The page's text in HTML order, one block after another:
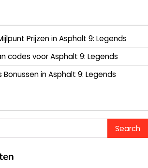
Prijzen in Asphalt 9: Legends
codes voor Asphalt 9: Legends
Bonussen in Asphalt 9: Legends